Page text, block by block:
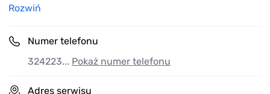
Rozwiń
Numer telefonu
324223... Pokaż numer telefonu
Adres serwisu